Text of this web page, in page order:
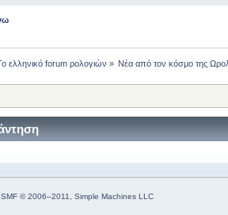
ελληνικό forum ρολογιών » Νέα από τον κόσμο της
SMF © 2006–2011, Simple Machines LLC